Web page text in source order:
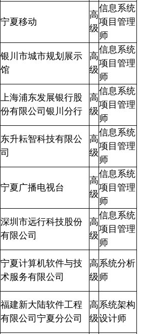
宁夏移动
高
级
信息系统
项目管理
师
银川市城市规划展示
馆
高
级
信息系统
项目管理
师
上海浦东发展银行股
份有限公司银川分行
高
级
信息系统
项目管理
师
东升耘智科技有限公
司
高
级
信息系统
项目管理
师
宁夏广播电视台
高
级
信息系统
项目管理
师
深圳市远行科技股份
有限公司
高
级
信息系统
项目管理
师
宁夏计算机软件与技
术服务有限公司
高
级
系统分析
师
福建新大陆软件工程
有限公司宁夏分公司
高
级
系统架构
设计师